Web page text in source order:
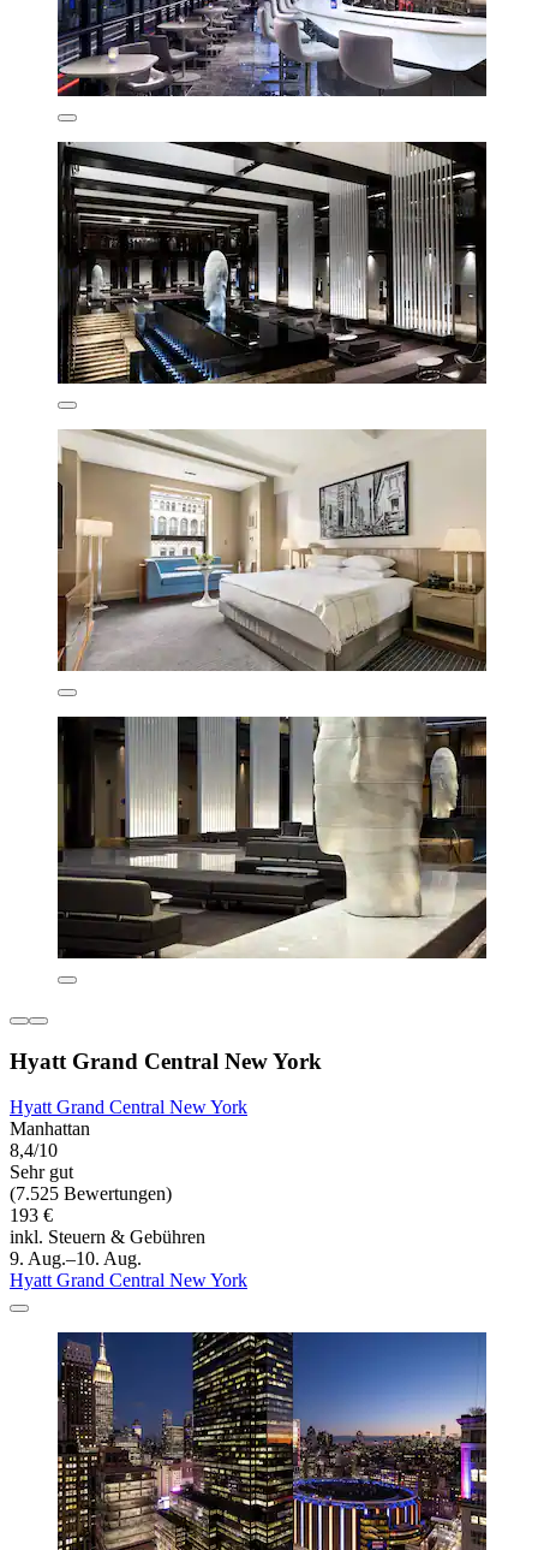
Hyatt Grand Central New York
Hyatt Grand Central New York
Manhattan
8,4/10
Sehr gut
(7.525 Bewertungen)
193 €
inkl. Steuern & Gebühren
9. Aug.–10. Aug.
Hyatt Grand Central New York